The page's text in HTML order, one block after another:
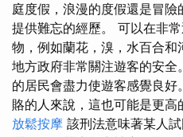
庭度假，浪漫的度假還是冒
提供難忘的經歷。 可以在非
物，例如蘭花，溴，水百合和
地方政府非常關注遊客的安
的居民會盡力使遊客感覺良
賂的人來說，這也可能是更高
放鬆按摩 該刑法意味著某人